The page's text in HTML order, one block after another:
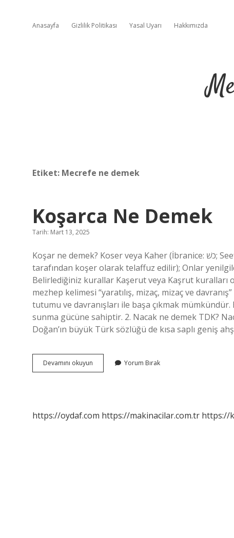
Anasayfa Gizlilik Politikası Yasal Uyarı Hakkımızda
Etiket: Mecrefe ne demek
Koşarca Ne Demek
Tarih: Mart 13, 2025
Koşar ne demek? Koser veya Kaher (İbranice: כשׁ; Seefarad Kaser’in Yahudileri tarafından Aşkenaz Yahudileri
tarafından koşer olarak telaffuz edilir); Onlar
Belirlediğiniz kurallar Kaşerut veya Kaşrut kuralları
mezhep kelimesi “yaratılış, mizaç, mizaç ve
tutumu ve davranışları ile başa çıkmak
sunma gücüne sahiptir. 2. Nacak ne demek TDK?
Doğan’ın büyük Türk sözlüğü de kısa saplı geniş
Devamını okuyun Koşarca
Ne
Yorum Bırak
https://oydaf.com https://makinacilar.com.tr https://